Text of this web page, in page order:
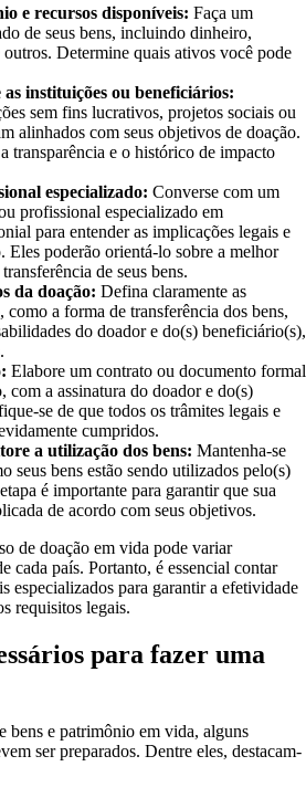
e recursos disponíveis: Faça um
de seus bens, incluindo dinheiro,
Determine quais ativos você pode
as instituições ou beneficiários:
sem fins lucrativos, projetos sociais ou
alinhados com seus objetivos de doação.
transparência e o histórico de impacto
especializado: Converse com um
profissional especializado em
para entender as implicações legais e
Eles poderão orientá-lo sobre a melhor
de seus bens.
da doação: Defina claramente as
como a forma de transferência dos bens,
do doador e do(s) beneficiário(s),
Elabore um contrato ou documento formal
com a assinatura do doador e do(s)
se de que todos os trâmites legais e
cumpridos.
a utilização dos bens: Mantenha-se
seus bens estão sendo utilizados pelo(s)
é importante para garantir que sua
de acordo com seus objetivos.
de doação em vida pode variar
cada país. Portanto, é essencial contar
especializados para garantir a efetividade
requisitos legais.
para fazer uma
bens e patrimônio em vida, alguns
ser preparados. Dentre eles, destacam-